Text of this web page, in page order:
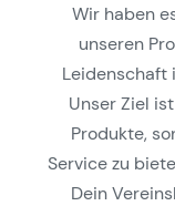
Wir haben
unseren
Leidenschaft
Unser Ziel
Produkte,
Service zu
Dein